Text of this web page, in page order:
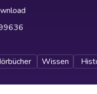
Wissen